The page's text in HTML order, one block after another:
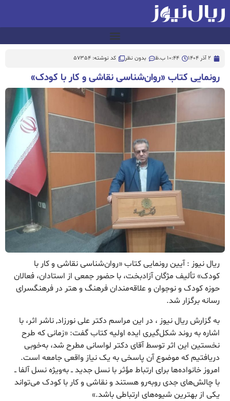
2 آذر 1404 10:44 ب.ظ بدون نظر کد نوشته: 57354
رونمایی کتاب «روان‌شناسی نقاشی و کار با کودک»
ریال نیوز : آیین رونمایی کتاب «روان‌شناسی نقاشی و کار با
کودک» تألیف مژگان آزادبخت، با حضور جمعی از استادان، فعالان
حوزه کودک و نوجوان و علاقه‌مندان فرهنگ و هتر در فرهنگسرای
رسانه برگزار شد.
به گزارش ریال نیوز ، در این مراسم دکتر علی نورزاد, ناشر اثر، با
اشاره به روند شکل‌گیری ایده اولیه کتاب گفت: «زمانی که طرح
نخستین این اثر توسط آقای دکتر لواسانی مطرح شد، به‌خوبی
دریافتیم که موضوع آن پاسخی به یک نیاز واقعی جامعه است.
امروز خانواده‌ها برای ارتباط مؤثر با نسل جدید ــ به‌ویژه نسل آلفا ــ
با چالش‌های جدی روبه‌رو هستند و نقاشی و کار با کودک می‌تواند
یکی از بهترین شیوه‌های ارتباطی باشد.»